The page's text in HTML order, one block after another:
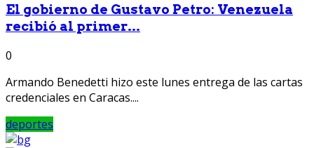
El gobierno de Gustavo Petro: Venezuela
recibió al primer...
0
Armando Benedetti hizo este lunes entrega de las cartas
credenciales en Caracas....
deportes